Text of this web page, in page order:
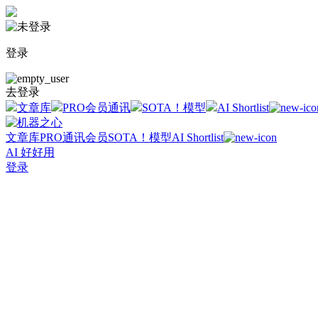
登录
去登录
文章库
PRO会员通讯 SOTA！模型 AI Shortlist
文章库PRO通讯会员SOTA！模型AI Shortlist
AI 好好用
登录